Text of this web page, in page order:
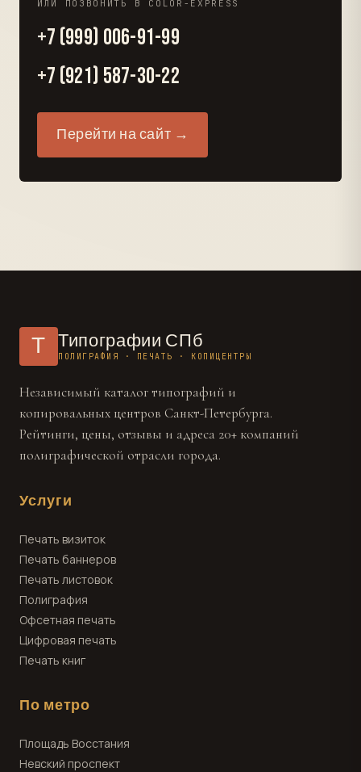
ИЛИ ПОЗВОНИТЬ В COLOR-EXPRESS
+7 (999) 006-91-99
+7 (921) 587-30-22
Перейти на сайт →
Т Типографии СПб
ПОЛИГРАФИЯ · ПЕЧАТЬ · КОПИЦЕНТРЫ
Независимый каталог типографий и
копировальных центров Санкт-Петербурга.
Рейтинги, цены, отзывы и адреса 20+ компаний
полиграфической отрасли города.
Услуги
Печать визиток
Печать баннеров
Печать листовок
Полиграфия
Офсетная печать
Цифровая печать
Печать книг
По метро
Площадь Восстания
Невский проспект